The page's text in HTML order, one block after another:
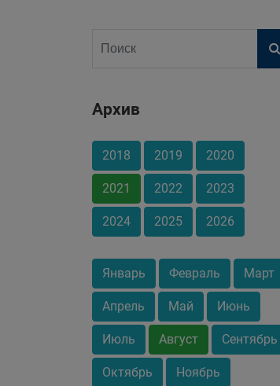
Архив
2018 2019 2020
2021 2022 2023
2024 2025 2026
Январь Февраль Март
Апрель Май Июнь
Июль Август Сентябрь
Октябрь Ноябрь